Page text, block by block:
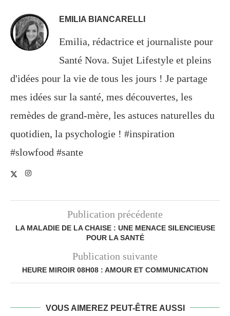
EMILIA BIANCARELLI
Emilia, rédactrice et journaliste pour
Santé Nova. Sujet Lifestyle et pleins
d'idées pour la vie de tous les jours ! Je partage
mes idées sur la santé, mes découvertes, les
remèdes de grand-mère, les astuces naturelles du
quotidien, la psychologie ! #inspiration
#slowfood #sante
Publication précédente
LA MALADIE DE LA CHAISE : UNE MENACE SILENCIEUSE
POUR LA SANTÉ
Publication suivante
HEURE MIROIR 08H08 : AMOUR ET COMMUNICATION
VOUS AIMEREZ PEUT-ÊTRE AUSSI